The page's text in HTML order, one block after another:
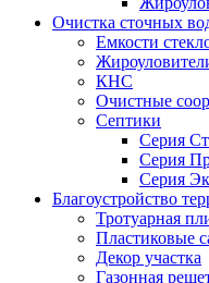
Очистка сточных
Емкости
КНС
Очистные
Септики
Серия
Серия
Серия
Благоустройство
Тротуарная
Пластиковые
Декор участка
Газонная